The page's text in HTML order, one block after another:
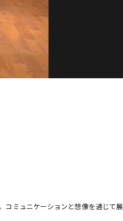
コミュニケーションと想像を通じて展